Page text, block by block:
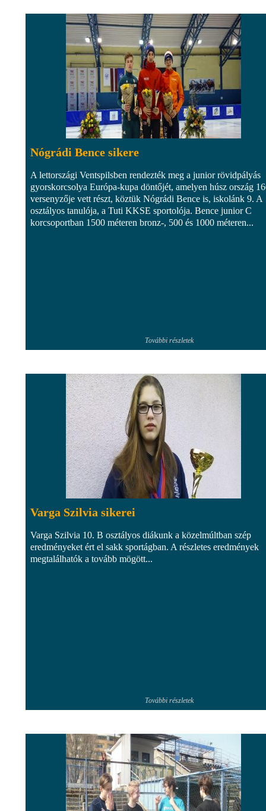
Nógrádi Bence sikere
A lettországi Ventspilsben rendezték meg a junior rövidpályás
gyorskorcsolya Európa-kupa döntőjét, amelyen húsz ország
versenyzője vett részt, köztük Nógrádi Bence is, iskolánk 9. A
osztályos tanulója, a Tuti KKSE sportolója. Bence junior C
korcsoportban 1500 méteren bronz-, 500 és 1000 méteren...
További részletek
Varga Szilvia sikerei
Varga Szilvia 10. B osztályos diákunk a közelmúltban szép
eredményeket ért el sakk sportágban. A részletes eredmények
megtalálhatók a tovább mögött...
További részletek